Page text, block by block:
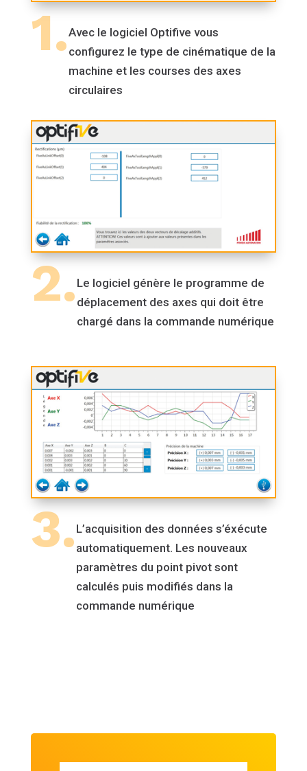
1.Avec le logiciel Optifive vous
configurez le type de cinématique de la
machine et les courses des axes
circulaires
2. Le logiciel génère le programme de
déplacement des axes qui doit être
chargé dans la commande numérique
3. L’acquisition des données s’éxécute
automatiquement. Les nouveaux
paramètres du point pivot sont
calculés puis modifiés dans la
commande numérique